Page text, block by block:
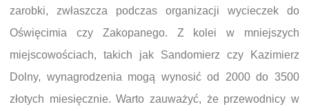
zarobki, zwłaszcza podczas organizacji wycieczek do
Oświęcimia czy Zakopanego. Z kolei w mniejszych
miejscowościach, takich jak Sandomierz czy Kazimierz
Dolny, wynagrodzenia mogą wynosić od 2000 do 3500
złotych miesięcznie. Warto zauważyć, że przewodnicy w